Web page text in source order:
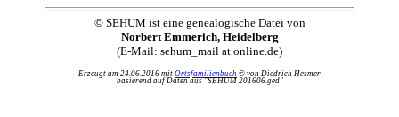
© SEHUM ist eine genealogische Datei von
Norbert Emmerich, Heidelberg
(E-Mail: sehum_mail at online.de)
Erzeugt am 24.06.2016 mit Ortsfamilienbuch © von Diedrich Hesmer
basierend auf Daten aus "SEHUM 201606.ged"